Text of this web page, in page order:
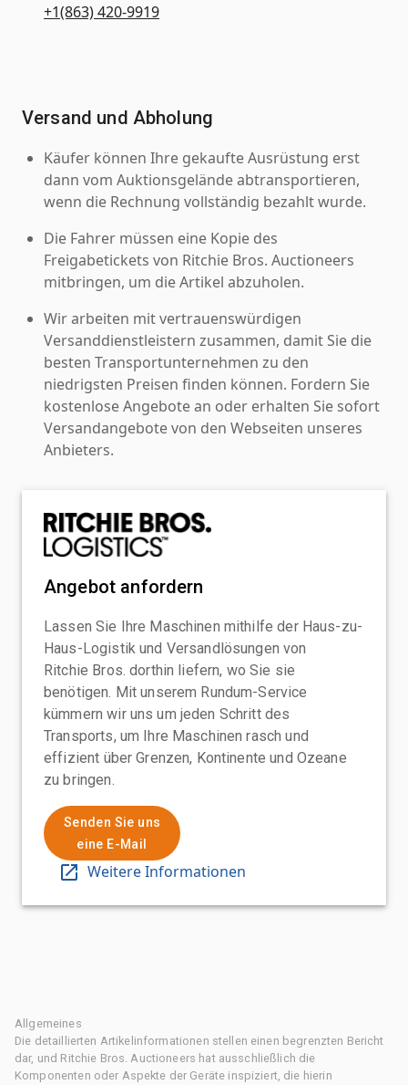
+1(863) 420-9919
Versand und Abholung
Käufer können Ihre gekaufte Ausrüstung erst
dann vom Auktionsgelände abtransportieren,
wenn die Rechnung vollständig bezahlt wurde.
Die Fahrer müssen eine Kopie des
Freigabetickets von Ritchie Bros. Auctioneers
mitbringen, um die Artikel abzuholen.
Wir arbeiten mit vertrauenswürdigen
Versanddienstleistern zusammen, damit Sie die
besten Transportunternehmen zu den
niedrigsten Preisen finden können. Fordern Sie
kostenlose Angebote an oder erhalten Sie sofort
Versandangebote von den Webseiten unseres
Anbieters.
Angebot anfordern
Lassen Sie Ihre Maschinen mithilfe der Haus-zu-
Haus-Logistik und Versandlösungen von
Ritchie Bros. dorthin liefern, wo Sie sie
benötigen. Mit unserem Rundum-Service
kümmern wir uns um jeden Schritt des
Transports, um Ihre Maschinen rasch und
effizient über Grenzen, Kontinente und Ozeane
zu bringen.
Senden Sie uns
eine E-Mail
Weitere Informationen
Allgemeines
Die detaillierten Artikelinformationen stellen einen begrenzten Bericht
dar, und Ritchie Bros. Auctioneers hat ausschließlich die
Komponenten oder Aspekte der Geräte inspiziert, die hierin